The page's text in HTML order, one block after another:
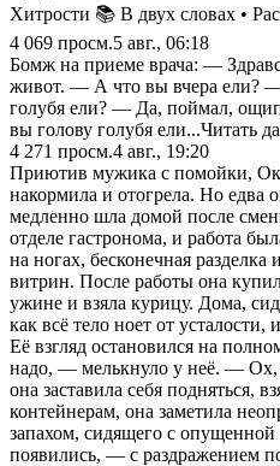
Хитрости 📚 В двух словах •
4 069 просм.5 авг., 06:18
Бомж на приеме врача: —
живот. — А что вы вчера ели?
голубя ели? — Да, поймал,
вы голову голубя ели...Читать
4 271 просм.4 авг., 19:20
Приютив мужика с помойки,
накормила и отогрела. Но
медленно шла домой после
отделе гастронома, и работа
на ногах, бесконечная
витрин. После работы она
ужине и взяла курицу. Дома,
как всё тело ноет от усталости,
Её взгляд остановился на
надо, — мелькнуло у неё. — Ох,
она заставила себя подняться,
контейнерам, она заметила
запахом, сидящего с
появились, — с раздражением